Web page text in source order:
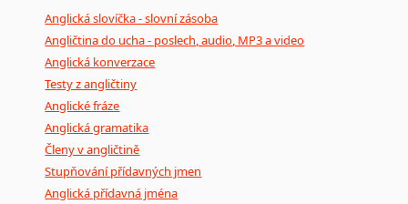
Anglická slovíčka - slovní zásoba
Angličtina do ucha - poslech, audio, MP3 a video
Anglická konverzace
Testy z angličtiny
Anglické fráze
Anglická gramatika
Členy v angličtině
Stupňování přídavných jmen
Anglická přídavná jména